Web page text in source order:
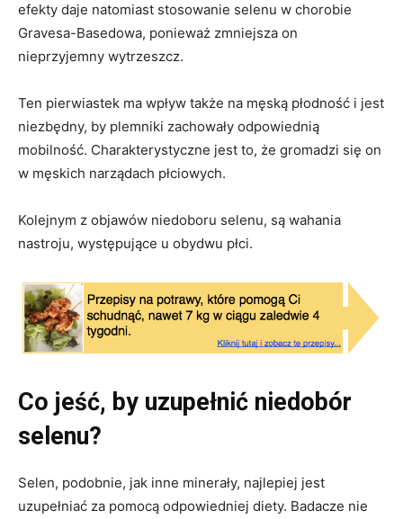
efekty daje natomiast stosowanie selenu w chorobie
Gravesa-Basedowa, ponieważ zmniejsza on
nieprzyjemny wytrzeszcz.
Ten pierwiastek ma wpływ także na męską płodność i jest
niezbędny, by plemniki zachowały odpowiednią
mobilność. Charakterystyczne jest to, że gromadzi się on
w męskich narządach płciowych.
Kolejnym z objawów niedoboru selenu, są wahania
nastroju, występujące u obydwu płci.
Co jeść, by uzupełnić niedobór
selenu?
Selen, podobnie, jak inne minerały, najlepiej jest
uzupełniać za pomocą odpowiedniej diety. Badacze nie